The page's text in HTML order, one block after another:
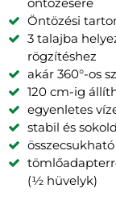
Öntözési
3 talajba
rögzítéshez
akár 360°-os
120 cm-ig
egyenletes
stabil és
(½ hüvelyk)